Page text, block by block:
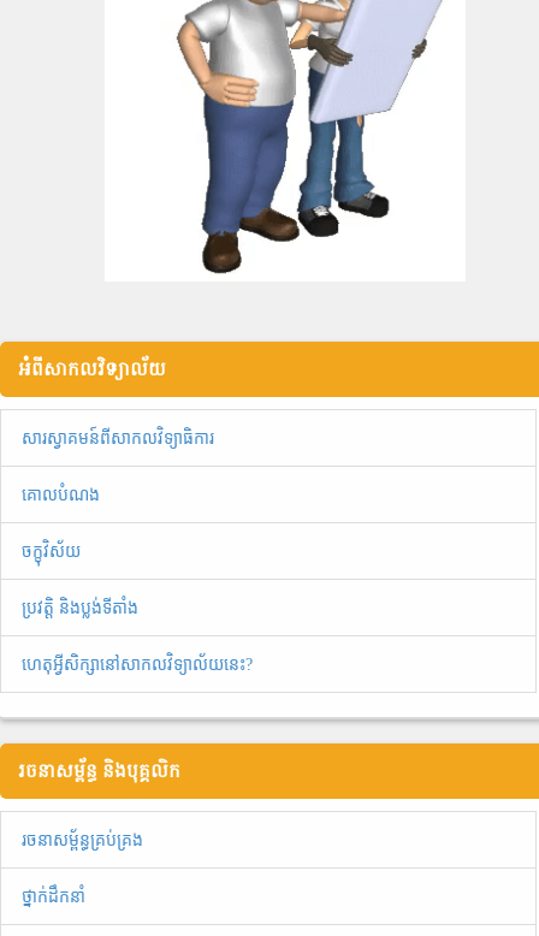
អំពីសាកលវិទ្យាល័យ
សារស្វាគមន៍ពីសាកលវិទ្យាធិការ
គោលបំណង
ចក្ខុវិស័យ
ប្រវត្តិ និងប្លង់ទីតាំង
ហេតុអ្វីសិក្សានៅសាកលវិទ្យាល័យនេះ?
រចនាសម្ព័ន្ធ និងបុគ្គលិក
រចនាសម្ព័ន្ធគ្រប់គ្រង
ថ្នាក់ដឹកនាំ